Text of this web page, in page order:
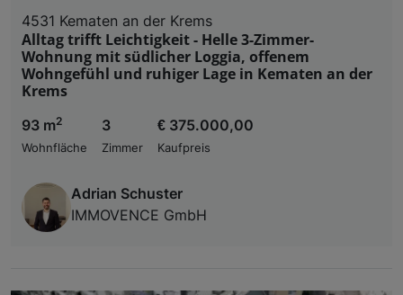
4531 Kematen an der Krems
Alltag trifft Leichtigkeit - Helle 3-Zimmer-
Wohnung mit südlicher Loggia, offenem
Wohngefühl und ruhiger Lage in Kematen an der
Krems
93 m2
Wohnfläche
3
Zimmer
€ 375.000,00
Kaufpreis
Adrian Schuster
IMMOVENCE GmbH